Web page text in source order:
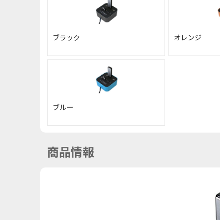
ブラック オレンジ
ブルー
商品情報